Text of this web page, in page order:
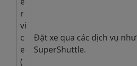
r
vi
c
e
(
Đặt xe qua các dịch vụ như
SuperShuttle.